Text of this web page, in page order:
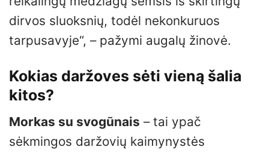
dirvos sluoksnių, todėl nekonkuruos
tarpusavyje“, – pažymi augalų žinovė.
Kokias daržoves sėti vieną šalia
kitos?
Morkas su svogūnais – tai ypač
sėkmingos daržovių kaimynystės